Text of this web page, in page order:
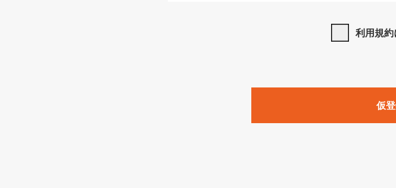
は、本規約の規定が優先して適用されるものとします。
1. 「本サービス」とは、当社が提供する以下のサー
みます）及びこれらサービスに関連して当社が実施す
「SEBook」「SEShop」「CodeZine」「MarkeZine
利用規
仮